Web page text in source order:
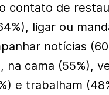
contato de
ligar ou
notícias
na cama (55%),
e trabalham